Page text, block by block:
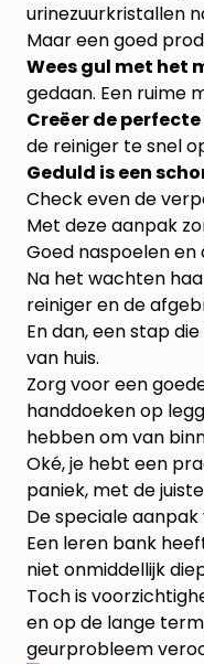
urinezuurkristallen
Maar een goed
Wees gul met het
gedaan. Een ruime
Creëer de
de reiniger te snel
Geduld is een
Check even de
Met deze aanpak
Goed naspoelen
Na het wachten
reiniger en de
En dan, een stap
van huis.
Zorg voor een
handdoeken op
hebben om van
Oké, je hebt een
paniek, met de
De speciale
Een leren bank
niet onmiddellijk
Toch is
en op de lange
geurprobleem